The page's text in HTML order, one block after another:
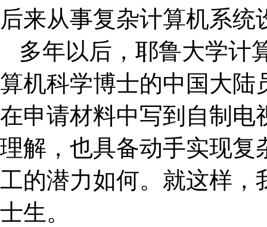
后来从事复杂计算机系
多年以后，耶鲁大学计
算机科学博士的中国大陆
在申请材料中写到自制电
理解，也具备动手实现复
工的潜力如何。就这样，
士生。